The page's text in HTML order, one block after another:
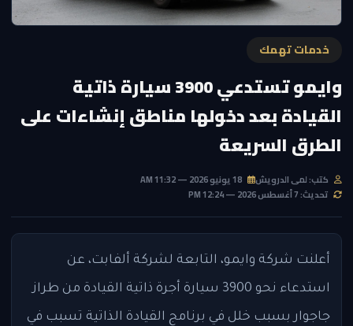
خدمات تهمك
وايمو تستدعي 3900 سيارة ذاتية
القيادة بعد دخولها مناطق إنشاءات على
الطرق السريعة
كتب: لمى الدرويش
تحديث: 7 أغسطس 2026 — 12:24 PM
أعلنت شركة وايمو، التابعة لشركة ألفابت، عن
استدعاء نحو 3900 سيارة أجرة ذاتية القيادة من طراز
جاجوار بسبب خلل في برنامج القيادة الذاتية تسبب في